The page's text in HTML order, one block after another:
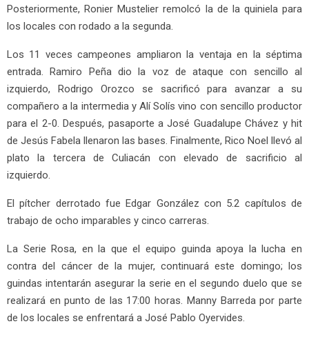
Posteriormente, Ronier Mustelier remolcó la de la quiniela para
los locales con rodado a la segunda.
Los 11 veces campeones ampliaron la ventaja en la séptima
entrada. Ramiro Peña dio la voz de ataque con sencillo al
izquierdo, Rodrigo Orozco se sacrificó para avanzar a su
compañero a la intermedia y Alí Solís vino con sencillo productor
para el 2-0. Después, pasaporte a José Guadalupe Chávez y hit
de Jesús Fabela llenaron las bases. Finalmente, Rico Noel llevó al
plato la tercera de Culiacán con elevado de sacrificio al
izquierdo.
El pítcher derrotado fue Edgar González con 5.2 capítulos de
trabajo de ocho imparables y cinco carreras.
La Serie Rosa, en la que el equipo guinda apoya la lucha en
contra del cáncer de la mujer, continuará este domingo; los
guindas intentarán asegurar la serie en el segundo duelo que se
realizará en punto de las 17:00 horas. Manny Barreda por parte
de los locales se enfrentará a José Pablo Oyervides.